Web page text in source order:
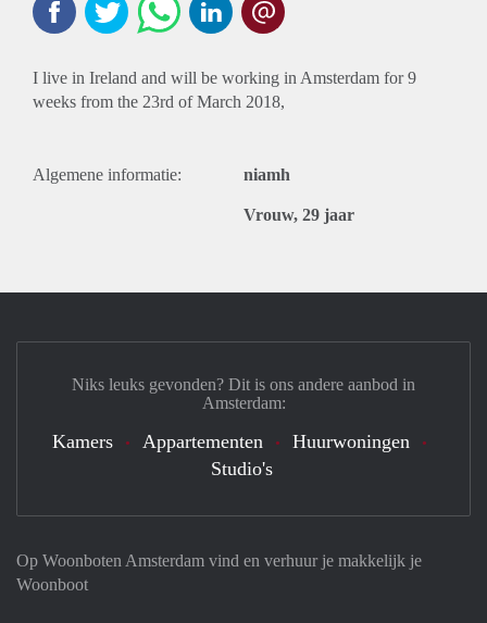
I live in Ireland and will be working in Amsterdam for 9
weeks from the 23rd of March 2018,
Algemene informatie: niamh
Vrouw, 29 jaar
Op Woonboten Amsterdam vind en verhuur je makkelijk je
Woonboot
Niks leuks gevonden? Dit is ons andere aanbod in
Amsterdam:
Kamers Appartementen
Huurwoningen
Studio's